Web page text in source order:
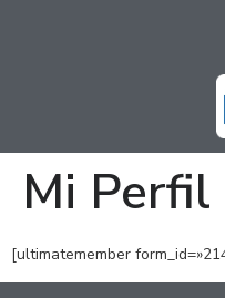
Mi Perfil
[ultimatemember